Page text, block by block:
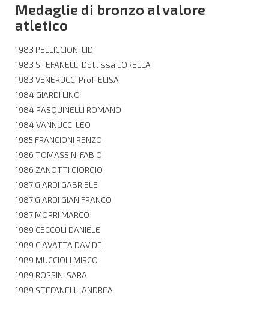
Medaglie di bronzo al valore
atletico
1983 PELLICCIONI LIDI
1983 STEFANELLI Dott.ssa LORELLA
1983 VENERUCCI Prof. ELISA
1984 GIARDI LINO
1984 PASQUINELLI ROMANO
1984 VANNUCCI LEO
1985 FRANCIONI RENZO
1986 TOMASSINI FABIO
1986 ZANOTTI GIORGIO
1987 GIARDI GABRIELE
1987 GIARDI GIAN FRANCO
1987 MORRI MARCO
1989 CECCOLI DANIELE
1989 CIAVATTA DAVIDE
1989 MUCCIOLI MIRCO
1989 ROSSINI SARA
1989 STEFANELLI ANDREA